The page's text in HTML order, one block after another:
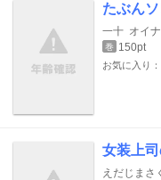
たぶん
一十 オイ
巻 150pt
お気に入り：
女装上
えだじまさ